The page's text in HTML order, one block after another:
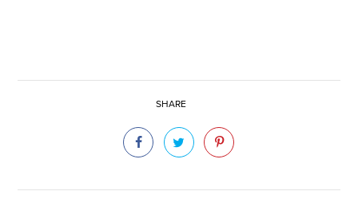
SHARE